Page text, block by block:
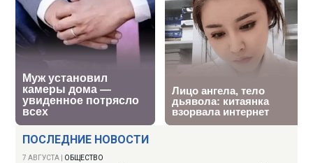
ПОСЛЕДНИЕ НОВОСТИ
7 АВГУСТА ОБЩЕСТВО